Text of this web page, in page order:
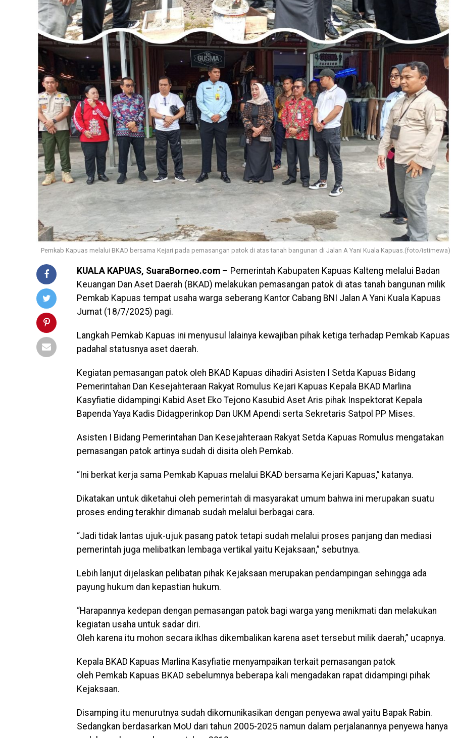
Pemkab Kapuas melalui BKAD bersama Kejari pada pemasangan patok di atas tanah bangunan di Jalan A Yani Kuala Kapuas.(foto/istimewa)
KUALA KAPUAS, SuaraBorneo.com – Pemerintah Kabupaten Kapuas Kalteng melalui Badan
Keuangan Dan Aset Daerah (BKAD) melakukan pemasangan patok di atas tanah bangunan milik
Pemkab Kapuas tempat usaha warga seberang Kantor Cabang BNI Jalan A Yani Kuala Kapuas
Jumat (18/7/2025) pagi.
Langkah Pemkab Kapuas ini menyusul lalainya kewajiban pihak ketiga terhadap Pemkab Kapuas
padahal statusnya aset daerah.
Kegiatan pemasangan patok oleh BKAD Kapuas dihadiri Asisten I Setda Kapuas Bidang
Pemerintahan Dan Kesejahteraan Rakyat Romulus Kejari Kapuas Kepala BKAD Marlina
Kasyfiatie didampingi Kabid Aset Eko Tejono Kasubid Aset Aris pihak Inspektorat Kepala
Bapenda Yaya Kadis Didagperinkop Dan UKM Apendi serta Sekretaris Satpol PP Mises.
Asisten I Bidang Pemerintahan Dan Kesejahteraan Rakyat Setda Kapuas Romulus mengatakan
pemasangan patok artinya sudah di disita oleh Pemkab.
“Ini berkat kerja sama Pemkab Kapuas melalui BKAD bersama Kejari Kapuas,” katanya.
Dikatakan untuk diketahui oleh pemerintah di masyarakat umum bahwa ini merupakan suatu
proses ending terakhir dimanab sudah melalui berbagai cara.
“Jadi tidak lantas ujuk-ujuk pasang patok tetapi sudah melalui proses panjang dan mediasi
pemerintah juga melibatkan lembaga vertikal yaitu Kejaksaan,” sebutnya.
Lebih lanjut dijelaskan pelibatan pihak Kejaksaan merupakan pendampingan sehingga ada
payung hukum dan kepastian hukum.
“Harapannya kedepan dengan pemasangan patok bagi warga yang menikmati dan melakukan
kegiatan usaha untuk sadar diri.
Oleh karena itu mohon secara iklhas dikembalikan karena aset tersebut milik daerah,” ucapnya.
Kepala BKAD Kapuas Marlina Kasyfiatie menyampaikan terkait pemasangan patok
oleh Pemkab Kapuas BKAD sebelumnya beberapa kali mengadakan rapat didampingi pihak
Kejaksaan.
Disamping itu menurutnya sudah dikomunikasikan dengan penyewa awal yaitu Bapak Rabin.
Sedangkan berdasarkan MoU dari tahun 2005-2025 namun dalam perjalanannya penyewa hanya